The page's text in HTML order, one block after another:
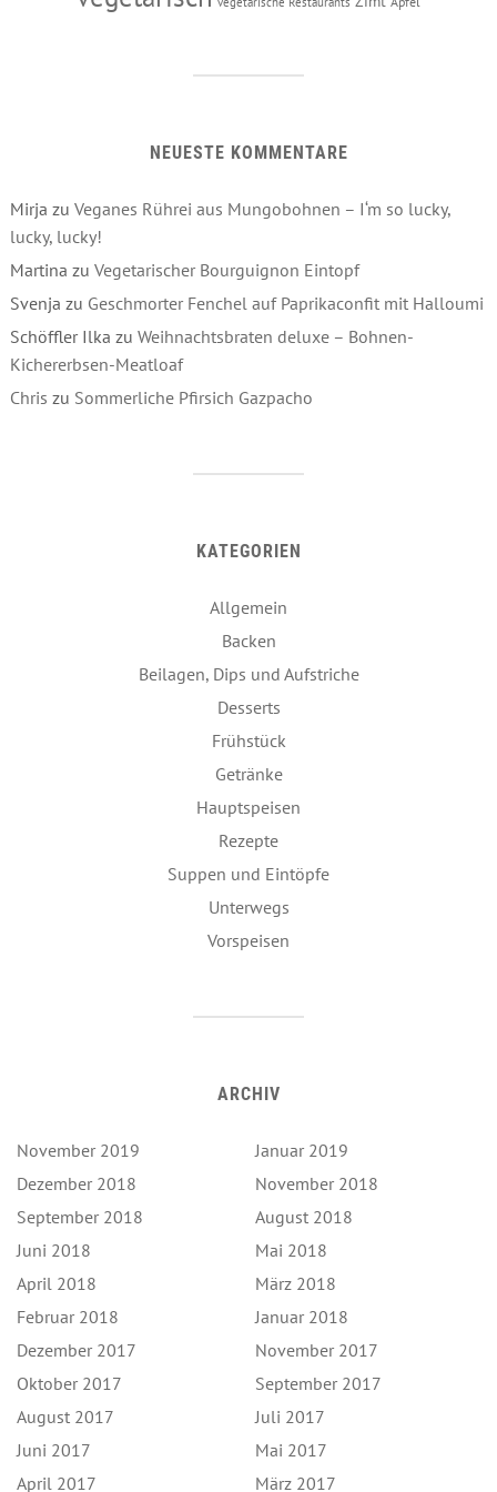
NEUESTE KOMMENTARE
Mirja zu Veganes Rührei aus Mungobohnen – I‘m so lucky,
lucky, lucky!
Martina zu Vegetarischer Bourguignon Eintopf
Svenja zu Geschmorter Fenchel auf Paprikaconfit mit Halloumi
Schöffler Ilka zu Weihnachtsbraten deluxe – Bohnen-
Kichererbsen-Meatloaf
Chris zu Sommerliche Pfirsich Gazpacho
KATEGORIEN
Allgemein
Backen
Beilagen, Dips und Aufstriche
Desserts
Frühstück
Getränke
Hauptspeisen
Rezepte
Suppen und Eintöpfe
Unterwegs
Vorspeisen
ARCHIV
November 2019
Januar 2019
Dezember 2018
November 2018
September 2018
August 2018
Juni 2018
Mai 2018
April 2018
März 2018
Februar 2018
Januar 2018
Dezember 2017
November 2017
Oktober 2017
September 2017
August 2017
Juli 2017
Juni 2017
Mai 2017
April 2017
März 2017